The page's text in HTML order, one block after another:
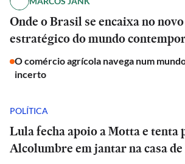
Onde o Brasil se encaixa no
estratégico do mundo
O comércio agrícola navega num
incerto
POLÍTICA
Lula fecha apoio a Motta e tenta
Alcolumbre em jantar na casa